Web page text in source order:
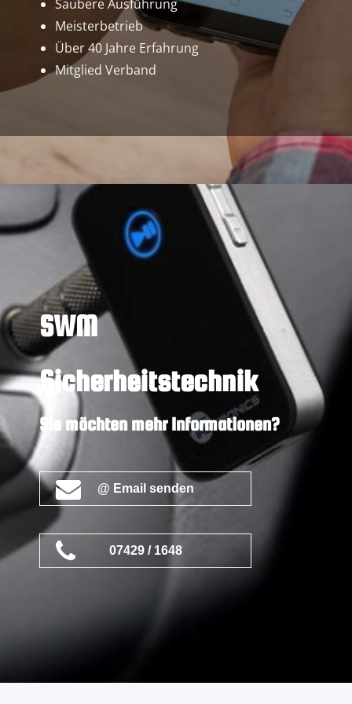
Saubere Ausführung
Meisterbetrieb
Über 40 Jahre Erfahrung
Mitglied Verband
SWM
Sicherheitstechnik
Sie möchten mehr Informationen?
@ Email senden
07429 / 1648